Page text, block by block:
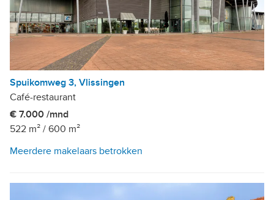
Spuikomweg 3, Vlissingen
Café-restaurant
€ 7.000 /mnd
522 m² / 600 m²
Meerdere makelaars betrokken